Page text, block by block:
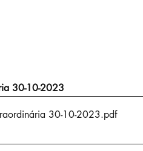
30-10-2023
30-10-2023.pdf